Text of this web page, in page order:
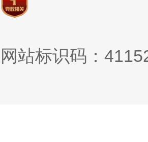
网站标识码：